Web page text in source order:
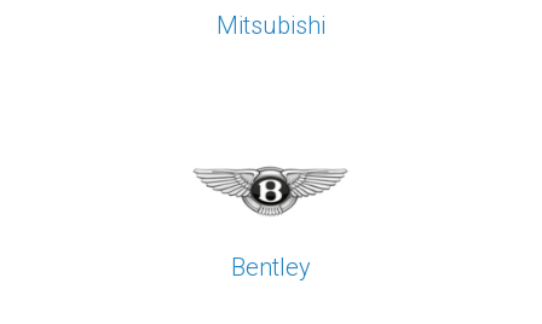
Mitsubishi
Bentley